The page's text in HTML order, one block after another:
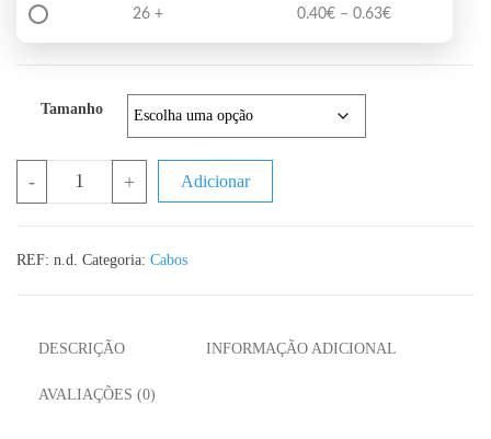
26 + 0.40€ – 0.63€Price range:
Tamanho
- + Adicionar
REF: n.d. Categoria: Cabos
DESCRIÇÃO INFORMAÇÃO ADICIONAL
AVALIAÇÕES (0)